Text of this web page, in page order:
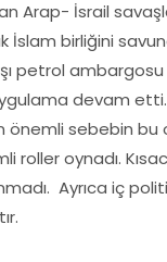
Arap- İsrail
İslam birliğini
petrol
devam
önemli sebebin
roller oynadı.
Ayrıca iç